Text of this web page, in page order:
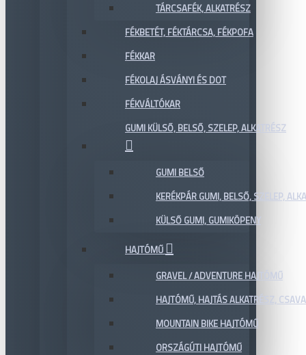
TÁRCSAFÉK, ALKATRÉSZ
FÉKBETÉT, FÉKTÁRCSA, FÉKPOFA
FÉKKAR
FÉKOLAJ ÁSVÁNYI ÉS DOT
FÉKVÁLTÓKAR
GUMI KÜLSŐ, BELSŐ, SZELEP, ALKATRÉSZ
GUMI BELSŐ
KERÉKPÁR GUMI, BELSŐ, SZELEP,
KÜLSŐ GUMI, GUMIKÖPENY
HAJTÓMŰ
GRAVEL / ADVENTURE HAJTÓMŰ
HAJTÓMŰ, HAJTÁS ALKATRÉSZ,
MOUNTAIN BIKE HAJTÓMŰ
ORSZÁGÚTI HAJTÓMŰ